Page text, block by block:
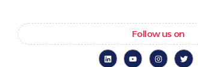
Follow us on